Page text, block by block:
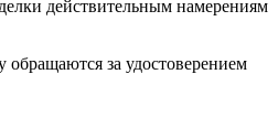
действительным намерениям
обращаются за удостоверением